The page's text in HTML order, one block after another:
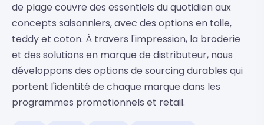
de plage couvre des essentiels du quotidien aux
concepts saisonniers, avec des options en toile,
teddy et coton. À travers l'impression, la broderie
et des solutions en marque de distributeur, nous
développons des options de sourcing durables qui
portent l'identité de chaque marque dans les
programmes promotionnels et retail.